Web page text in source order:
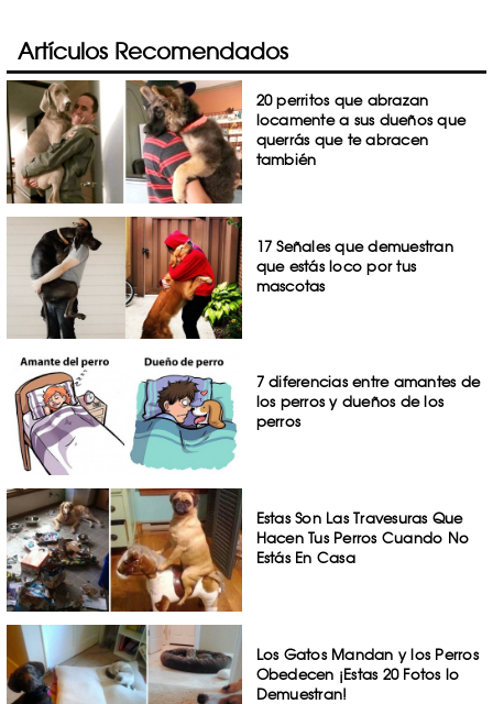
Artículos Recomendados
20 perritos que abrazan
locamente a sus dueños que
querrás que te abracen
también
17 Señales que demuestran
que estás loco por tus
mascotas
7 diferencias entre amantes de
los perros y dueños de los
perros
Estas Son Las Travesuras Que
Hacen Tus Perros Cuando No
Estás En Casa
Los Gatos Mandan y los Perros
Obedecen ¡Estas 20 Fotos lo
Demuestran!